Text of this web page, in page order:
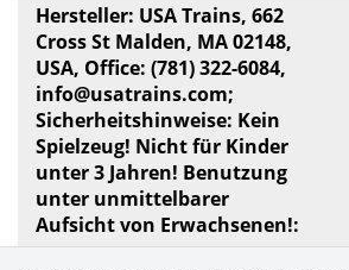
Hersteller: USA Trains, 662
Cross St Malden, MA 02148,
USA, Office: (781) 322-6084,
info@usatrains.com;
Sicherheitshinweise: Kein
Spielzeug! Nicht für Kinder
unter 3 Jahren! Benutzung
unter unmittelbarer
Aufsicht von Erwachsenen!: